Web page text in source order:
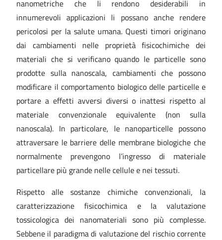
nanometriche che li rendono desiderabili in
innumerevoli applicazioni li possano anche rendere
pericolosi per la salute umana. Questi timori originano
dai cambiamenti nelle proprietà fisicochimiche dei
materiali che si verificano quando le particelle sono
prodotte sulla nanoscala, cambiamenti che possono
modificare il comportamento biologico delle particelle e
portare a effetti avversi diversi o inattesi rispetto al
materiale convenzionale equivalente (non sulla
nanoscala). In particolare, le nanoparticelle possono
attraversare le barriere delle membrane biologiche che
normalmente prevengono l’ingresso di materiale
particellare più grande nelle cellule e nei tessuti.
Rispetto alle sostanze chimiche convenzionali, la
caratterizzazione fisicochimica e la valutazione
tossicologica dei nanomateriali sono più complesse.
Sebbene il paradigma di valutazione del rischio corrente